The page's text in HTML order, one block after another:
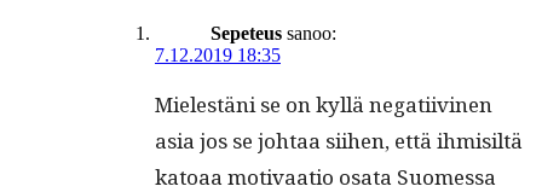
Sepeteus sanoo:
7.12.2019 18:35
Mielestäni se on kyl­lä negati­ivi­nen
asia jos se johtaa siihen, että ihmisiltä
katoaa moti­vaa­tio osa­ta Suomes­sa